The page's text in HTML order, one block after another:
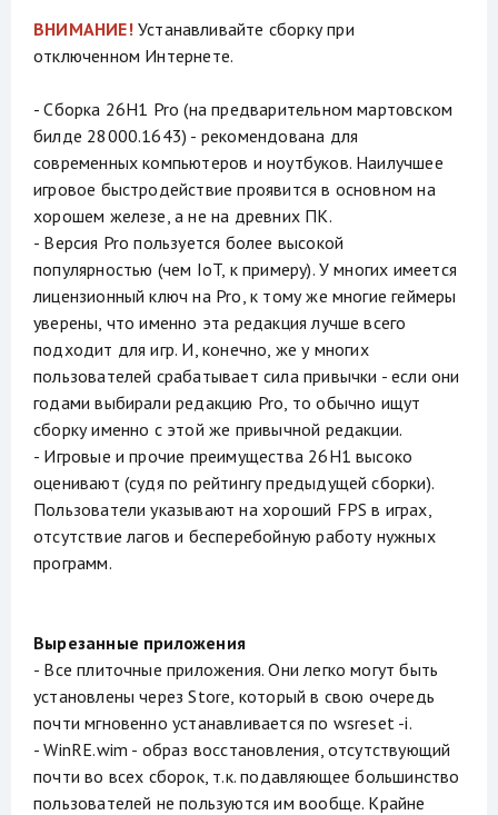
ВНИМАНИЕ!Устанавливайте сборку при
отключенном Интернете.
- Сборка 26H1 Pro (на предварительном мартовском
билде 28000.1643) - рекомендована для
современных компьютеров и ноутбуков. Наилучшее
игровое быстродействие проявится в основном на
хорошем железе, а не на древних ПК.
- Версия Pro пользуется более высокой
популярностью (чем IoT, к примеру). У многих имеется
лицензионный ключ на Pro, к тому же многие геймеры
уверены, что именно эта редакция лучше всего
подходит для игр. И, конечно, же у многих
пользователей срабатывает сила привычки - если они
годами выбирали редакцию Pro, то обычно ищут
сборку именно с этой же привычной редакции.
- Игровые и прочие преимущества 26H1 высоко
оценивают (судя по рейтингу предыдущей сборки).
Пользователи указывают на хороший FPS в играх,
отсутствие лагов и бесперебойную работу нужных
программ.
Вырезанные приложения
- Все плиточные приложения. Они легко могут быть
установлены через Store, который в свою очередь
почти мгновенно устанавливается по wsreset -i.
- WinRE.wim - образ восстановления, отсутствующий
почти во всех сборок, т.к. подавляющее большинство
пользователей не пользуются им вообще. Крайне